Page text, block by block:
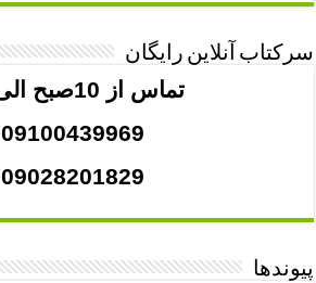
سرکتاب آنلاین رایگان
تماس از 10صبح الی 21
09100439969
09028201829
پیوندها